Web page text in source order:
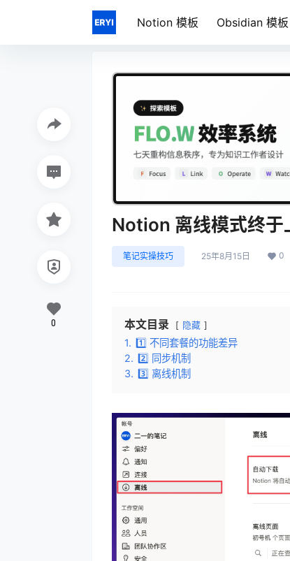
Notion 模板 Obsidian 模板
Notion 离线模式终于
笔记实操技巧 25年8月15日 0
本文目录 隐藏
1. 1️⃣ 不同套餐的功能差异
2. 2️⃣ 同步机制
3. 3️⃣ 离线机制
0